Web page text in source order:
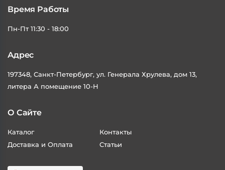
Время Работы
Пн-Пт 11:30 - 18:00
Адрес
197348, Санкт-Петербург, ул. Генерала Хрулева, дом 13,
литера А помещение 10-Н
О Сайте
Каталог
Доставка и Оплата
Контакты
Статьи